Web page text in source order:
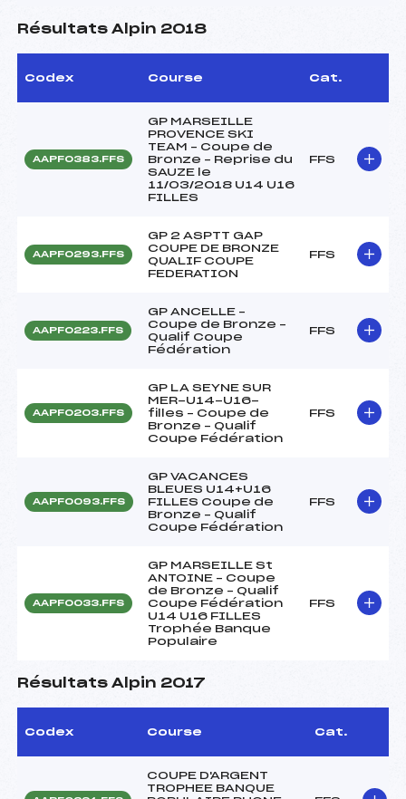
Résultats Alpin 2018
Codex Course Cat.
AAPF0383.FFS
GP MARSEILLE
PROVENCE SKI
TEAM – Coupe de
Bronze – Reprise du
SAUZE le
11/03/2018 U14 U16
FILLES
FFS
AAPF0293.FFS
GP 2 ASPTT GAP
COUPE DE BRONZE
QUALIF COUPE
FEDERATION
FFS
AAPF0223.FFS
GP ANCELLE –
Coupe de Bronze –
Qualif Coupe
Fédération
FFS
AAPF0203.FFS
GP LA SEYNE SUR
MER-U14-U16-
filles – Coupe de
Bronze – Qualif
Coupe Fédération
FFS
AAPF0093.FFS
GP VACANCES
BLEUES U14+U16
FILLES Coupe de
Bronze – Qualif
Coupe Fédération
FFS
AAPF0033.FFS
GP MARSEILLE St
ANTOINE – Coupe
de Bronze – Qualif
Coupe Fédération
U14 U16 FILLES
Trophée Banque
Populaire
FFS
Résultats Alpin 2017
Codex Course Cat.
COUPE D'ARGENT
TROPHEE BANQUE